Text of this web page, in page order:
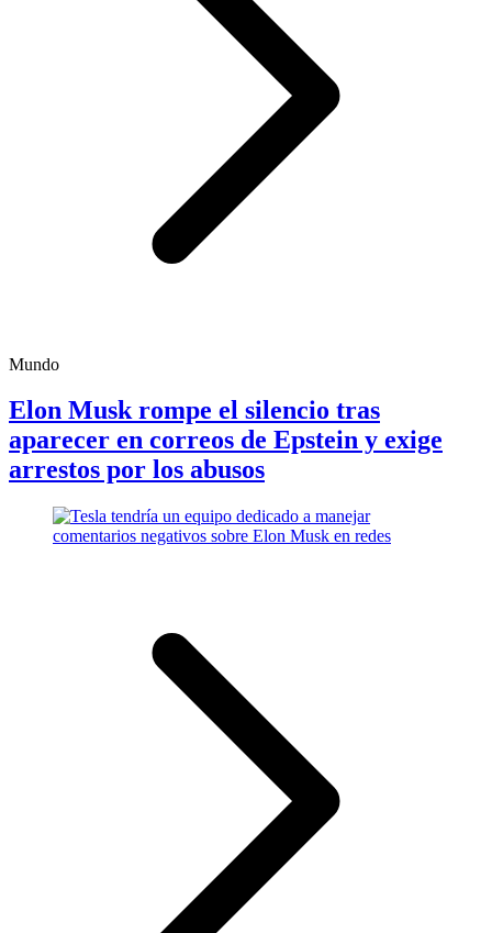
Mundo
Elon Musk rompe el silencio tras
aparecer en correos de Epstein y exige
arrestos por los abusos